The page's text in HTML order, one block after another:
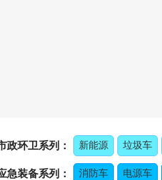
政环卫系列： 新能源 垃圾车
急装备系列： 消防车 电源车